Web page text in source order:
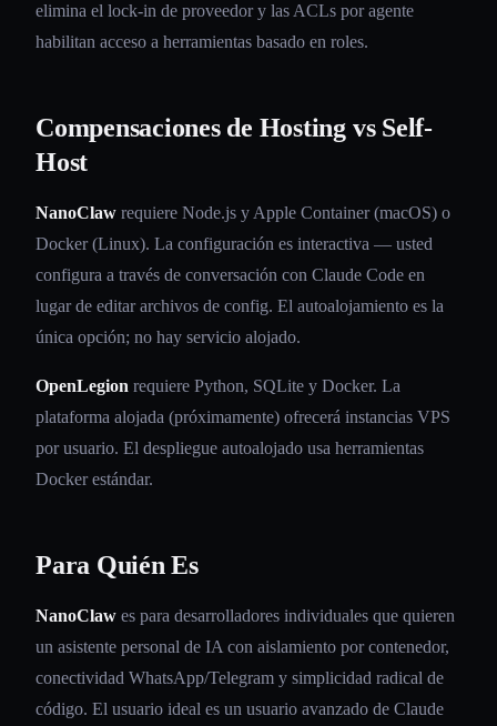
elimina el lock-in de proveedor y las ACLs por agente
habilitan acceso a herramientas basado en roles.
Compensaciones de Hosting vs Self-
Host
NanoClaw requiere Node.js y Apple Container (macOS) o
Docker (Linux). La configuración es interactiva — usted
configura a través de conversación con Claude Code en
lugar de editar archivos de config. El autoalojamiento es la
única opción; no hay servicio alojado.
OpenLegion requiere Python, SQLite y Docker. La
plataforma alojada (próximamente) ofrecerá instancias VPS
por usuario. El despliegue autoalojado usa herramientas
Docker estándar.
Para Quién Es
NanoClaw es para desarrolladores individuales que quieren
un asistente personal de IA con aislamiento por contenedor,
conectividad WhatsApp/Telegram y simplicidad radical de
código. El usuario ideal es un usuario avanzado de Claude